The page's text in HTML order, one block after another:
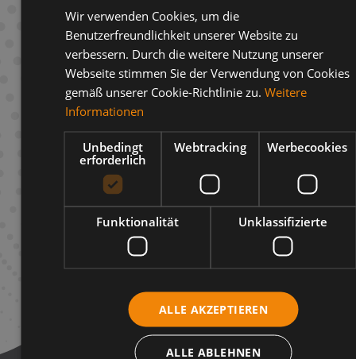
Beschreibung
Infos zum Hersteller
Wir verwenden Cookies, um die
Benutzerfreundlichkeit unserer Website zu
verbessern. Durch die weitere Nutzung unserer
Webseite stimmen Sie der Verwendung von Cookies
gemäß unserer Cookie-Richtlinie zu. Weitere
Informationen
Unbedingt
erforderlich
Webtracking Werbecookies
Funktionalität Unklassifizierte
ALLE AKZEPTIEREN
ALLE ABLEHNEN